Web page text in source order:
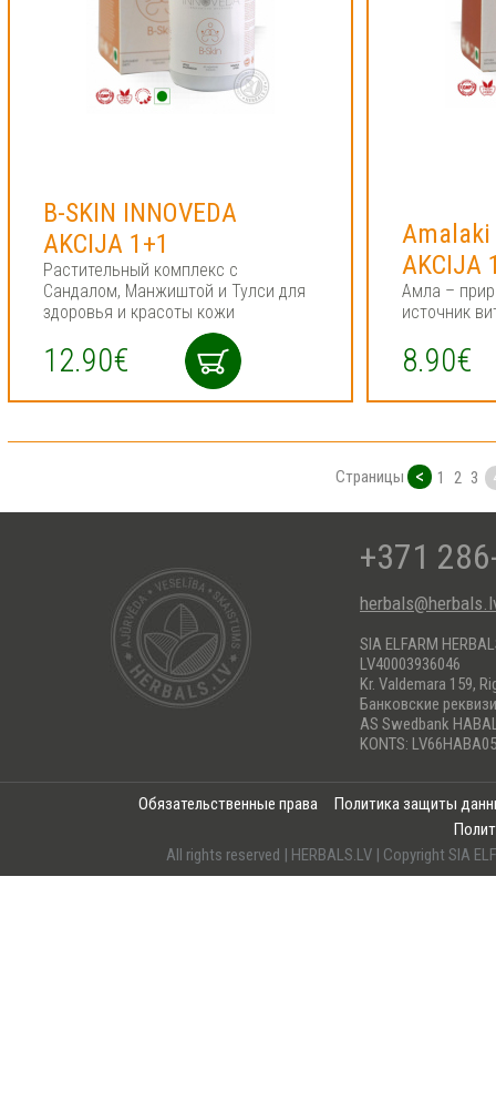
B-SKIN INNOVEDA
AKCIJA 1+1
Растительный комплекс c
Сандалом, Манжиштой и Тулси для
здоровья и красоты кожи
12.90€
Amalaki
AKCIJA
Амла –
источник
8.90€
Страницы < 1 2 3
+371
SIA ELFARM
LV40003936046
Kr. Valdemara 159,
Банковские
AS Swedbank
KONTS:
Обязательственные права
Политика защиты
All rights reserved | HERBALS.LV | Copyright SIA